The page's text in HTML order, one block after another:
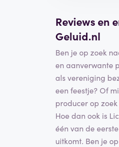
Reviews en
Geluid.nl
Ben je op zoek
en aanverwante
als vereniging
een feestje? Of
producer op
Hoe dan ook is
één van de
uitkomt. Ben je